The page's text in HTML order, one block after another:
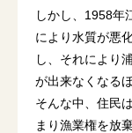
しかし、1958年
により水質が悪
し、それにより
が出来なくなる
そんな中、住民
まり漁業権を放